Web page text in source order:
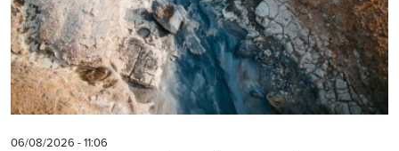
06/08/2026 - 11:06